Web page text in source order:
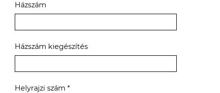
Házszám
Házszám kiegészítés
Helyrajzi szám *